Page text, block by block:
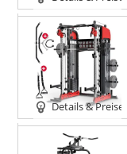
Details & Preise